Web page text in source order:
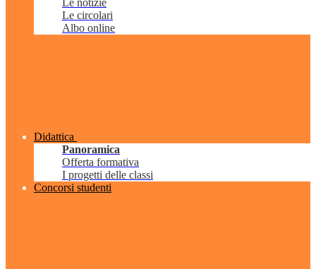
Le notizie
Le circolari
Albo online
Didattica
Panoramica
Offerta formativa
I progetti delle classi
Concorsi studenti